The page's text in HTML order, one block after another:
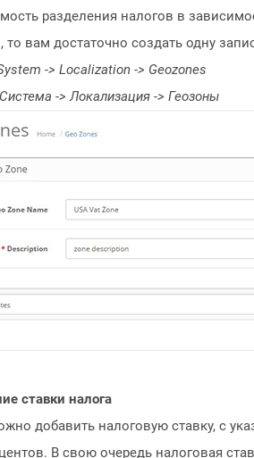
разделения налогов в
то вам достаточно создать одну
-> Localization -> Geozones
-> Локализация -> Геозоны
ставки налога
добавить налоговую ставку, с
В свою очередь налоговая